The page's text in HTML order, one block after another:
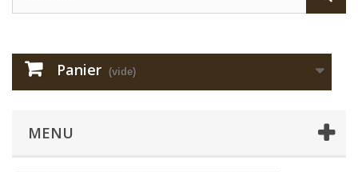
Panier (vide)
MENU